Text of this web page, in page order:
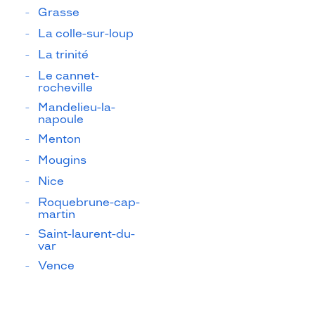
Grasse
La colle-sur-loup
La trinité
Le cannet-
rocheville
Mandelieu-la-
napoule
Menton
Mougins
Nice
Roquebrune-cap-
martin
Saint-laurent-du-
var
Vence